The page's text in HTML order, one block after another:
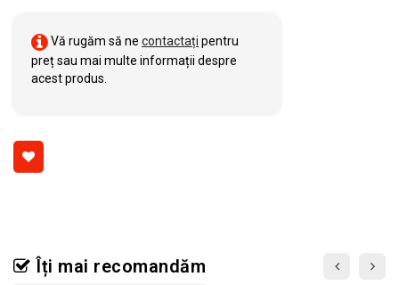
Vă rugăm să ne contactați pentru
preț sau mai multe informații despre
acest produs.
Îți mai recomandăm